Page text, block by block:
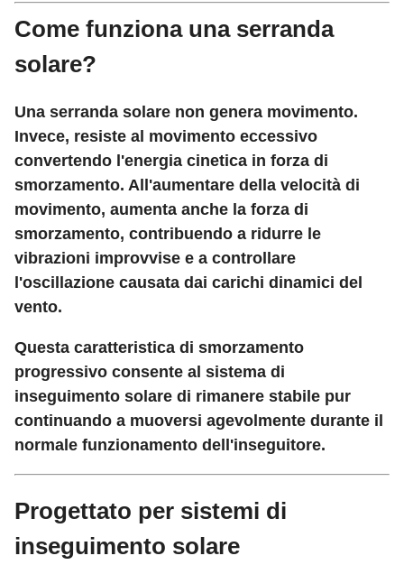
Come funziona una serranda
solare?
Una serranda solare non genera movimento.
Invece, resiste al movimento eccessivo
convertendo l'energia cinetica in forza di
smorzamento. All'aumentare della velocità di
movimento, aumenta anche la forza di
smorzamento, contribuendo a ridurre le
vibrazioni improvvise e a controllare
l'oscillazione causata dai carichi dinamici del
vento.
Questa caratteristica di smorzamento
progressivo consente al sistema di
inseguimento solare di rimanere stabile pur
continuando a muoversi agevolmente durante il
normale funzionamento dell'inseguitore.
Progettato per sistemi di
inseguimento solare